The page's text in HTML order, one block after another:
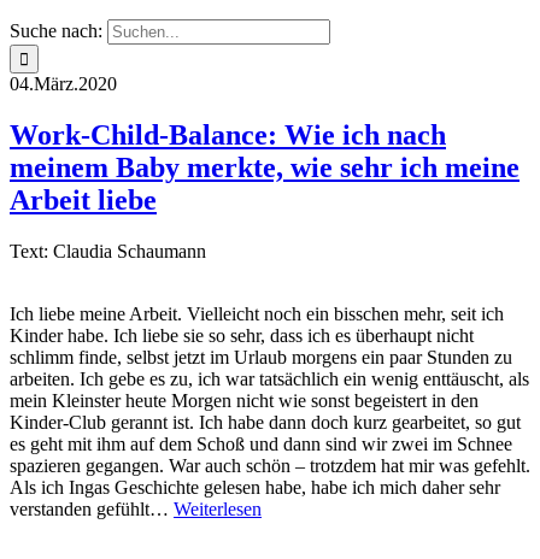
Suche nach:
04.März.2020
Work-Child-Balance: Wie ich nach
meinem Baby merkte, wie sehr ich meine
Arbeit liebe
Text: Claudia Schaumann
Ich liebe meine Arbeit. Vielleicht noch ein bisschen mehr, seit ich
Kinder habe. Ich liebe sie so sehr, dass ich es überhaupt nicht
schlimm finde, selbst jetzt im Urlaub morgens ein paar Stunden zu
arbeiten. Ich gebe es zu, ich war tatsächlich ein wenig enttäuscht, als
mein Kleinster heute Morgen nicht wie sonst begeistert in den
Kinder-Club gerannt ist. Ich habe dann doch kurz gearbeitet, so gut
es geht mit ihm auf dem Schoß und dann sind wir zwei im Schnee
spazieren gegangen. War auch schön – trotzdem hat mir was gefehlt.
Als ich Ingas Geschichte gelesen habe, habe ich mich daher sehr
verstanden gefühlt… Weiterlesen